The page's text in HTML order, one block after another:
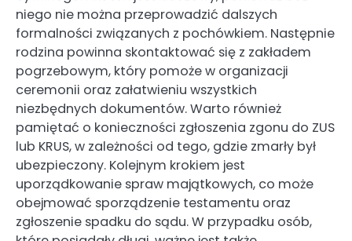
niego nie można przeprowadzić dalszych
formalności związanych z pochówkiem. Następnie
rodzina powinna skontaktować się z zakładem
pogrzebowym, który pomoże w organizacji
ceremonii oraz załatwieniu wszystkich
niezbędnych dokumentów. Warto również
pamiętać o konieczności zgłoszenia zgonu do ZUS
lub KRUS, w zależności od tego, gdzie zmarły był
ubezpieczony. Kolejnym krokiem jest
uporządkowanie spraw majątkowych, co może
obejmować sporządzenie testamentu oraz
zgłoszenie spadku do sądu. W przypadku osób,